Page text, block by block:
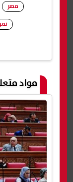
مصر
مواد